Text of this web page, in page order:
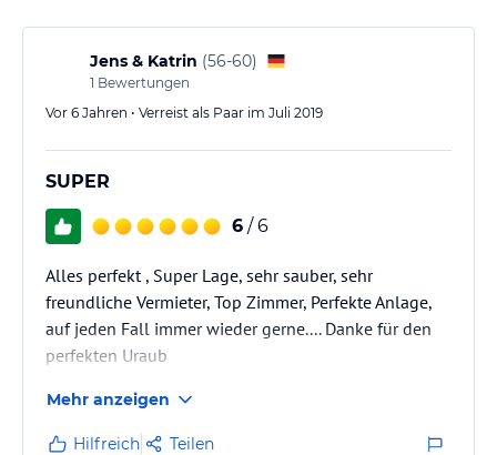
Jens & Katrin (56-60)
1 Bewertungen
Vor 6 Jahren • Verreist als Paar im Juli 2019
SUPER
6 / 6
Alles perfekt , Super Lage, sehr sauber, sehr
freundliche Vermieter, Top Zimmer, Perfekte Anlage,
auf jeden Fall immer wieder gerne.... Danke für den
perfekten Uraub
Mehr anzeigen
Hilfreich Teilen